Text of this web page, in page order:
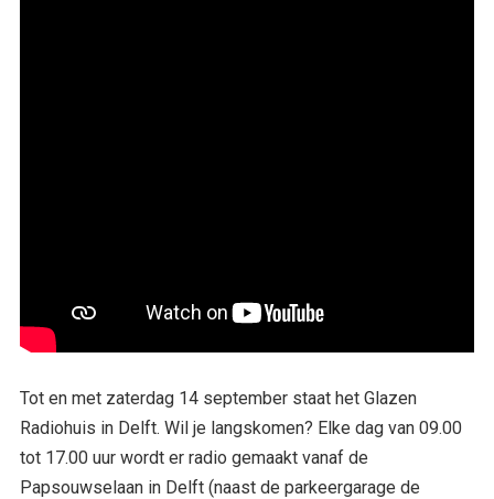
Tot en met zaterdag 14 september staat het Glazen
Radiohuis in Delft. Wil je langskomen? Elke dag van 09.00
tot 17.00 uur wordt er radio gemaakt vanaf de
Papsouwselaan in Delft (naast de parkeergarage de